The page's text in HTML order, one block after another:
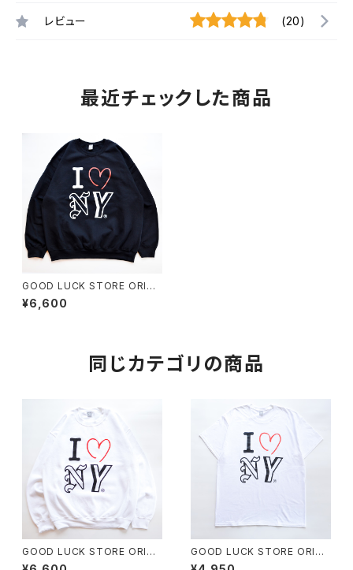
レビュー (20)
最近チェックした商品
GOOD LUCK STORE ORIGI
NAL "I LOVE NEW YORK S
WEAT"
¥6,600
同じカテゴリの商品
GOOD LUCK STORE ORIGI
NAL "I LOVE NEW YORK S
GOOD LUCK STORE ORIGI
NAL "I LOVE NEW YORK TE